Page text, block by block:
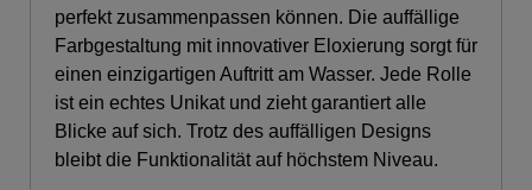
perfekt zusammenpassen können. Die auffällige
Farbgestaltung mit innovativer Eloxierung sorgt für
einen einzigartigen Auftritt am Wasser. Jede Rolle
ist ein echtes Unikat und zieht garantiert alle
Blicke auf sich. Trotz des auffälligen Designs
bleibt die Funktionalität auf höchstem Niveau.